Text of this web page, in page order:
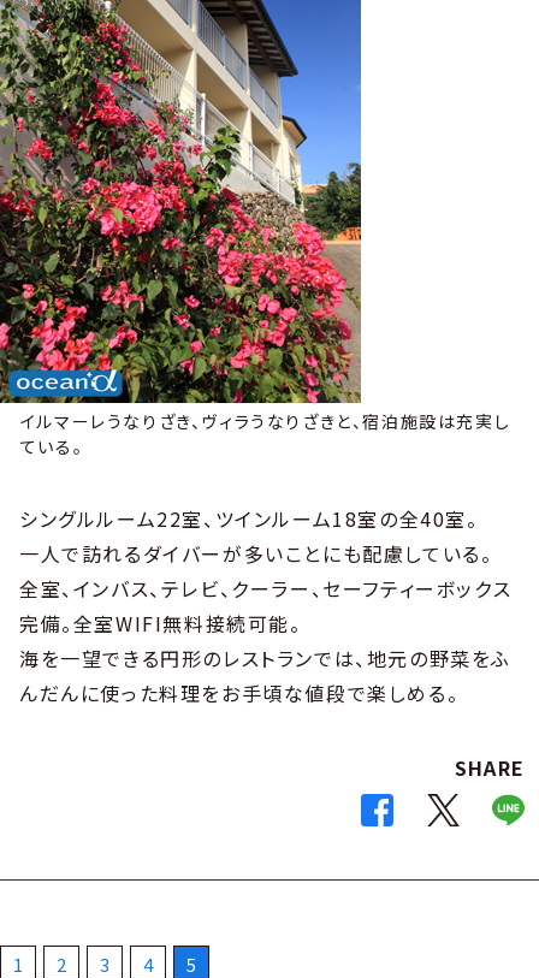
イルマーレうなりざき、ヴィラうなりざきと、宿泊施設は充実し
ている。
シングルルーム22室、ツインルーム18室の全40室。
一人で訪れるダイバーが多いことにも配慮している。
全室、インバス、テレビ、クーラー、セーフティーボックス
完備。全室WIFI無料接続可能。
海を一望できる円形のレストランでは、地元の野菜をふ
んだんに使った料理をお手頃な値段で楽しめる。
SHARE
1 2 3 4 5